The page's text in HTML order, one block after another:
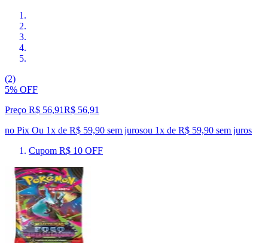
(2)
5% OFF
Preço R$ 56,91R$ 56,91
no Pix Ou 1x de R$ 59,90 sem jurosou 1x de R$ 59,90 sem juros
Cupom R$ 10 OFF